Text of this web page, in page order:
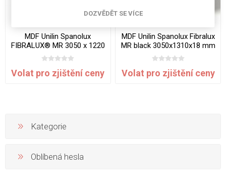
MDF Unilin Spanolux
FIBRALUX® MR 3050 x 1220
x 19,0 mm
Volat pro zjištění ceny
MDF Unilin Spanolux Fibralux
MR black 3050x1310x18 mm
Volat pro zjištění ceny
Kategorie
Oblíbená hesla
DOZVĚDĚT SE VÍCE